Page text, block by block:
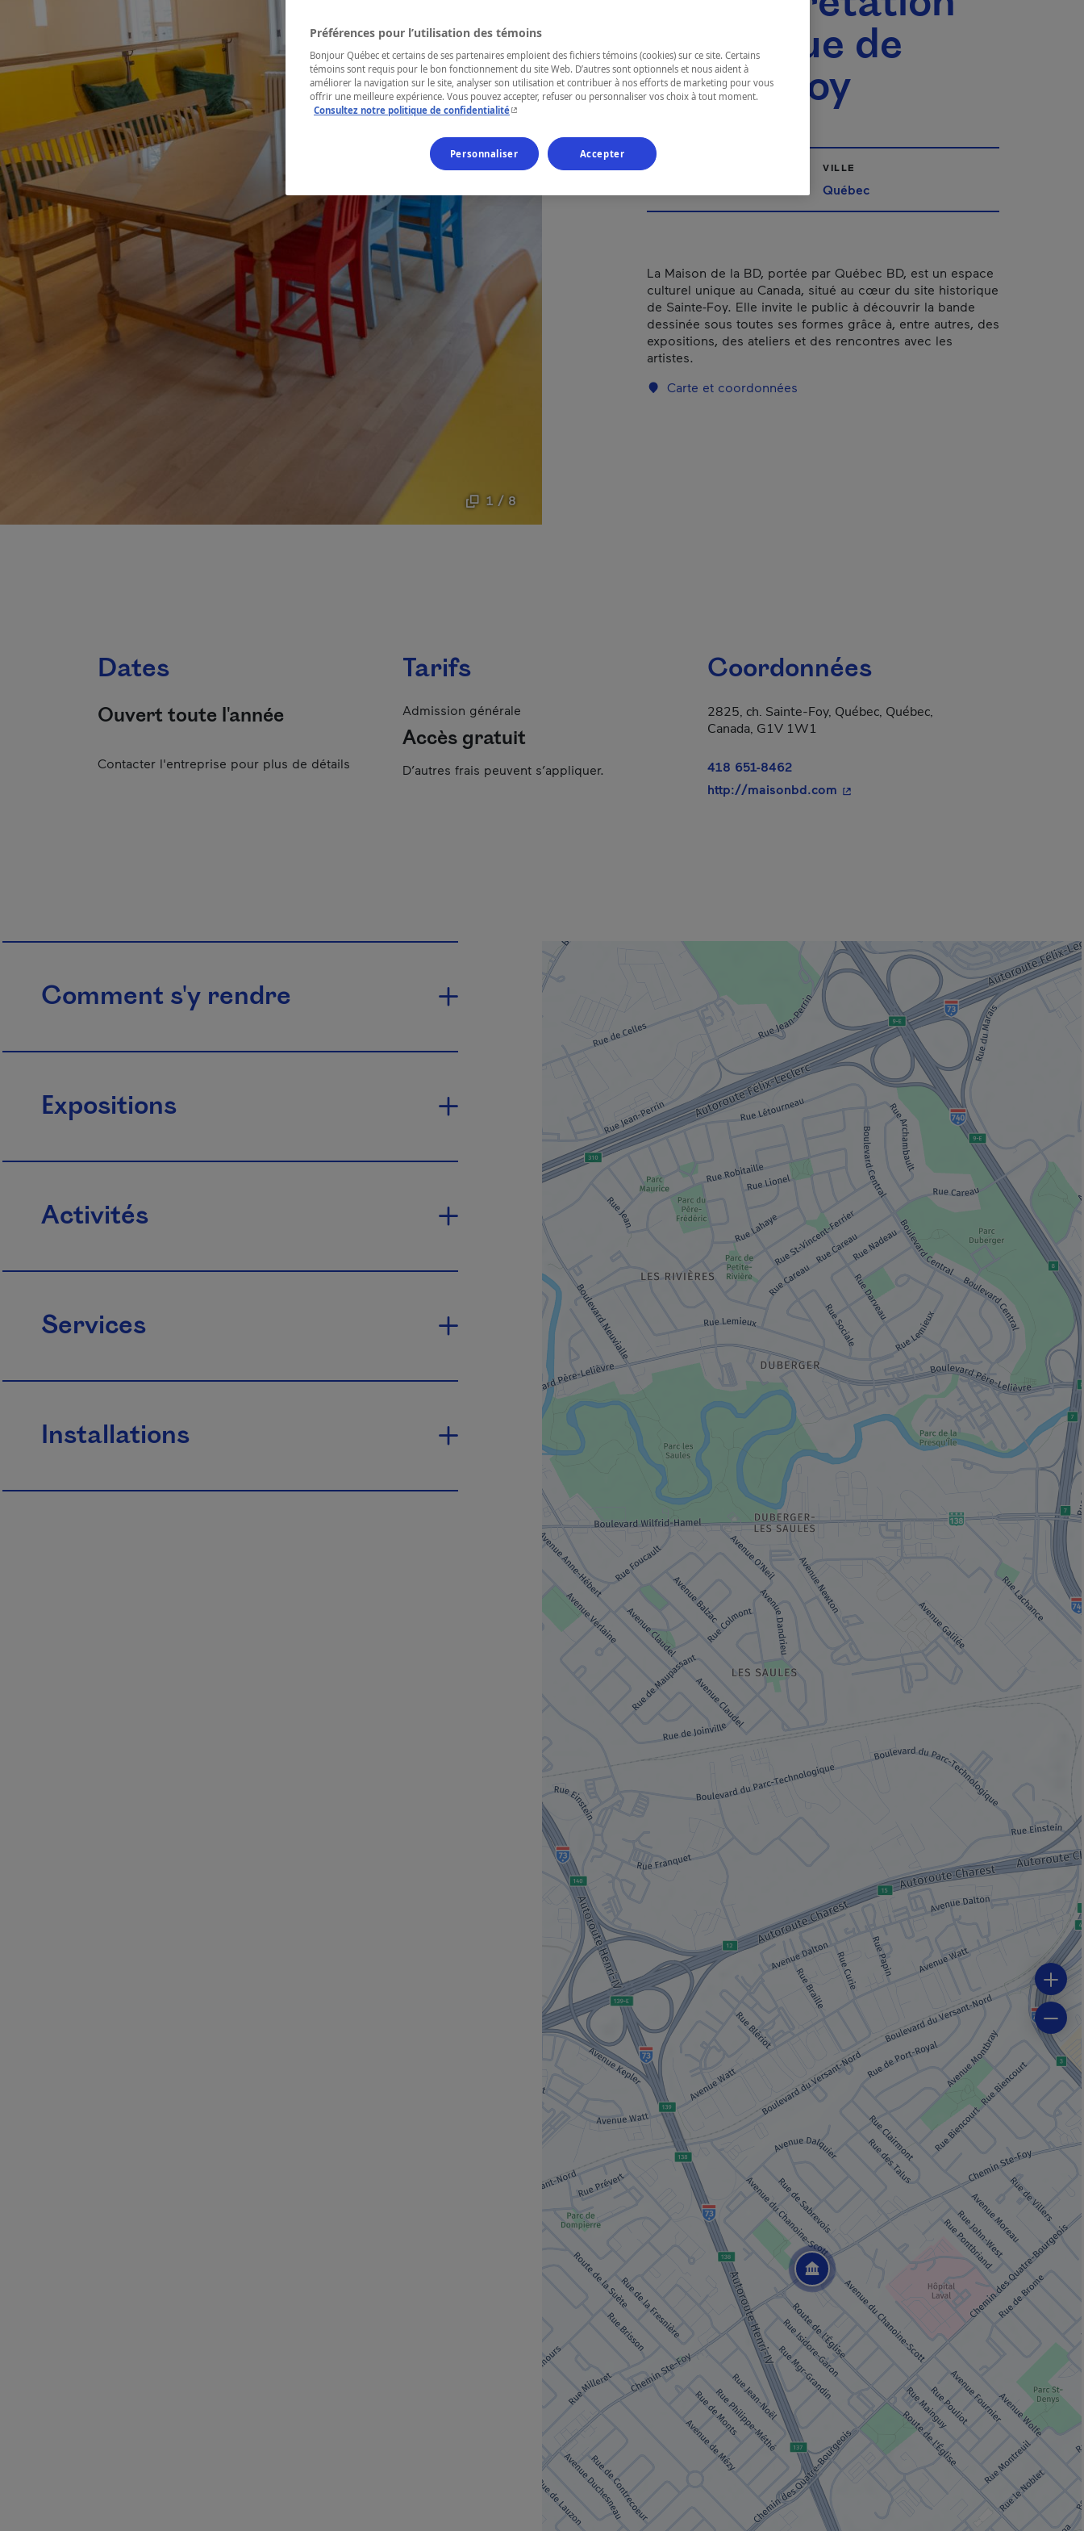
1 / 8
historique de
Sainte-Foy
RÉGION VILLE
Québec
La Maison de la BD, portée par Québec BD, est un espace
culturel unique au Canada, situé au cœur du site historique
de Sainte-Foy. Elle invite le public à découvrir la bande
dessinée sous toutes ses formes grâce à, entre autres, des
expositions, des ateliers et des rencontres avec les
artistes.
Carte et coordonnées
Dates
Ouvert toute l'année
Contacter l'entreprise pour plus de détails
Tarifs
Admission générale
Accès gratuit
D’autres frais peuvent s’appliquer.
Coordonnées
2825, ch. Sainte-Foy, Québec, Québec,
Canada, G1V 1W1
418 651-8462
http://maisonbd.com - Cet hyperlien s'ouvrira dans une
Comment s'y rendre
Expositions
Activités
Services
Installations
Préférences pour l’utilisation des témoins
Bonjour Québec et certains de ses partenaires emploient des fichiers témoins (cookies) sur ce site. Certains
témoins sont requis pour le bon fonctionnement du site Web. D’autres sont optionnels et nous aident à
améliorer la navigation sur le site, analyser son utilisation et contribuer à nos efforts de marketing pour vous
offrir une meilleure expérience. Vous pouvez accepter, refuser ou personnaliser vos choix à tout moment.
Consultez notre politique de confidentialité- Cet hyperlien s'ouvrira dans une nouvelle fenêtre.
Personnaliser Accepter